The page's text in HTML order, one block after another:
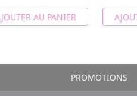
AU PANIER
PROMOTIONS